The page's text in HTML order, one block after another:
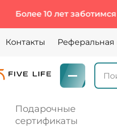
лет заботимся о Вашем
Контакты
Подарочные
сертификаты